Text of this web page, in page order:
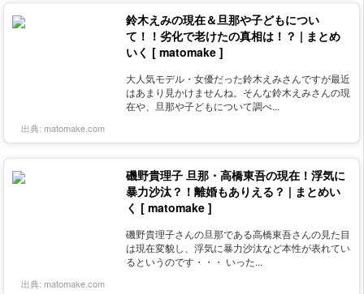
鈴木えみの現在＆旦那や子どもについ
て！！劣化で老けたの真相は！？ | まとめ
いく [ matomake ]
大人気モデル・女優だった鈴木えみさんですが最近
はあまり見かけませんね。そんな鈴木えみさんの現
在や、旦那や子どもについて調べ...
出典: matomake.com
磯野貴理子 旦那・高橋東吾の現在！浮気に
暴力沙汰？！離婚もありえる？ | まとめい
く [ matomake ]
磯野貴理子さんの旦那である高橋東吾さんの見た目
は現在変貌し、浮気に暴力沙汰など本性が表れてい
るというのです・・・ いった...
出典: matomake.com